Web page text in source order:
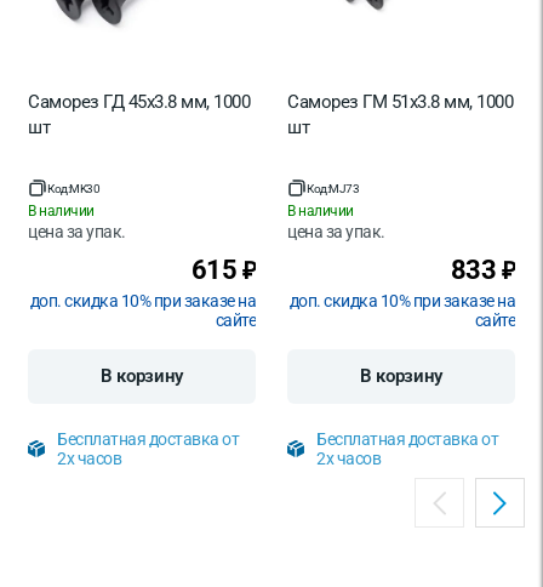
Саморез ГД 45х3.8 мм, 1000
шт
Код:MK30
В наличии
цена заупак.
615 ₽
доп. скидка 10% при заказе на
сайте
В корзину
Бесплатная доставка от
2х часов
Саморез ГМ 51х3.8 мм, 1000
шт
Код:MJ73
В наличии
цена заупак.
833 ₽
доп. скидка 10% при заказе на
сайте
В корзину
Бесплатная доставка от
2х часов